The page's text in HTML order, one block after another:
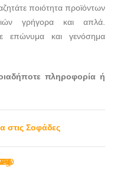
ποιότητα προϊόντων
γρήγορα και απλά.
επώνυμα και γενόσημα
πληροφορία ή
στις Σοφάδες